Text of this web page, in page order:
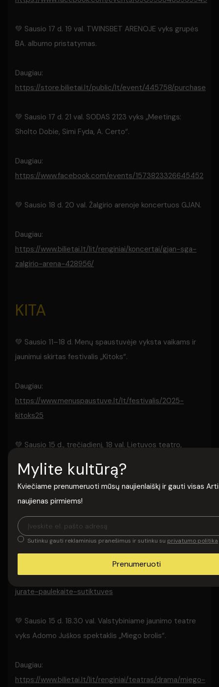
💚 Sausio 17 d. 19 val. TWINSBET ARENOJE vyks grupės
BA. albumo pristatymas.
Daugiau:
https://store.bilietai.lt/public/lt/event/445758/purchase
💚 Sausio 17 d. 21 val. SODAS 2123 vyks „Meetings:
Sholto Dobie, Simi Fyda, A. Certo“.
Daugiau:
https://www.facebook.com/events/1573823326645452
💚 Sausio 18 d. 20 val. Žalgirio arenoje koncertuos GJAN.
Daugiau:
https://www.bilietai.lt/lit/renginiai/koncertai/gjan-sga-
zalgirio-arena-428956/
KITA
💚 Sausio 11–18 d. Menų spaustuvėje vyksta vaikams ir
jaunimui skirtas festivalis „Kitoks“.
Daugiau:
https://www.menuspaustuve.lt/lt/festivalis/2025-
kitoks25
💚 Sausio 15 d., trečiadienį, 18 val. Lietuvos teatro,
„Kartu“: knygos apie Jūratę Paulėkaitę sutiktuvės“. Tai
teatro ir kino kritikės Rūtos Oginskaitės knyga apie
vieną įdomiausių Lietuvos teatro dailininkių, ryškią
asmenybę, kūrusią 1985–2011 metais.
https://www.lrt.lt/naujienos/kultura/12/2455493/kartu-
oginskaite-kviecia-i-knygos-apie-teatro-dailininke-
jurate-paulekaite-sutiktuves
💚 Sausio 15 d. 18.30 val. Valstybiniame jaunimo teatre
vyks Adomo Juškos spektaklis „Miego brolis“.
Daugiau:
https://www.bilietai.lt/lit/renginiai/teatras/drama/miego-
Mylite kultūrą?
Kviečiame prenumeruoti mūsų naujienlaiškį ir gauti visas
naujienas pirmiems!
Sutinku gauti reklaminius pranešimus ir sutinku su privatumo politika
Prenumeruoti